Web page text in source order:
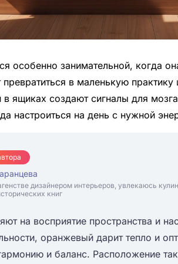
особенно занимательной, когда
в маленькую практику
в ящиках создают сигналы для
настроиться на день с нужной
дизайнером интерьеров, увлекаюсь
книг
на восприятие пространства и
оранжевый дарит тепло и
и баланс. Расположение